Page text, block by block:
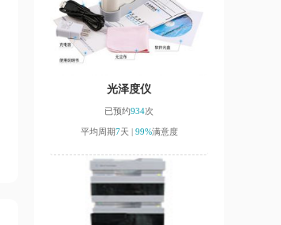
光泽度仪
已预约934次
平均周期7天 | 99%满意度